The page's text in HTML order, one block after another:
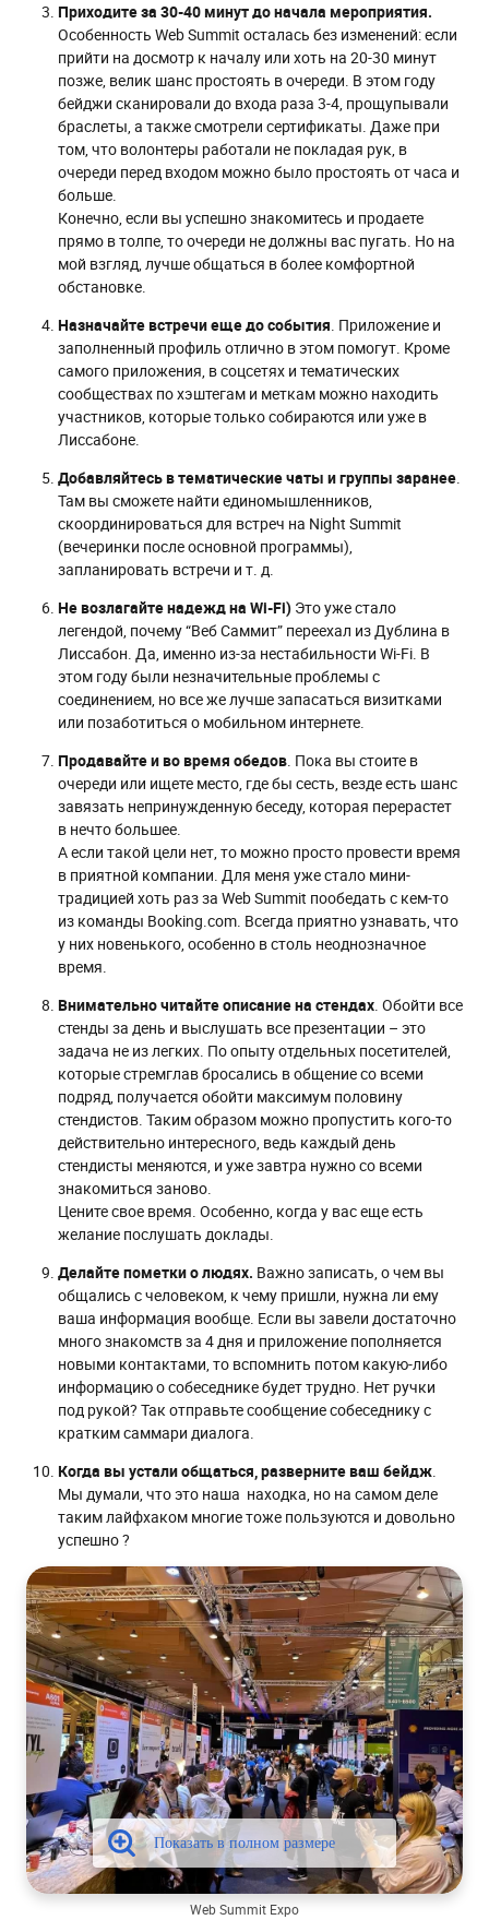
Приходите за 30-40 минут до начала мероприятия.
Особенность Web Summit осталась без изменений: если
прийти на досмотр к началу или хоть на 20-30 минут
позже, велик шанс простоять в очереди. В этом году
бейджи сканировали до входа раза 3-4, прощупывали
браслеты, а также смотрели сертификаты. Даже при
том, что волонтеры работали не покладая рук, в
очереди перед входом можно было простоять от часа и
больше.
Конечно, если вы успешно знакомитесь и продаете
прямо в толпе, то очереди не должны вас пугать. Но на
мой взгляд, лучше общаться в более комфортной
обстановке.
Назначайте встречи еще до события. Приложение и
заполненный профиль отлично в этом помогут. Кроме
самого приложения, в соцсетях и тематических
сообществах по хэштегам и меткам можно находить
участников, которые только собираются или уже в
Лиссабоне.
Добавляйтесь в тематические чаты и группы заранее.
Там вы сможете найти единомышленников,
скоординироваться для встреч на Night Summit
(вечеринки после основной программы),
запланировать встречи и т. д.
Не возлагайте надежд на Wi-Fi) Это уже стало
легендой, почему “Веб Саммит” переехал из Дублина в
Лиссабон. Да, именно из-за нестабильности Wi-Fi. В
этом году были незначительные проблемы с
соединением, но все же лучше запасаться визитками
или позаботиться о мобильном интернете.
Продавайте и во время обедов. Пока вы стоите в
очереди или ищете место, где бы сесть, везде есть шанс
завязать непринужденную беседу, которая перерастет
в нечто большее.
А если такой цели нет, то можно просто провести время
в приятной компании. Для меня уже стало мини-
традицией хоть раз за Web Summit пообедать с кем-то
из команды Booking.com. Всегда приятно узнавать, что
у них новенького, особенно в столь неоднозначное
время.
Внимательно читайте описание на стендах. Обойти все
стенды за день и выслушать все презентации – это
задача не из легких. По опыту отдельных посетителей,
которые стремглав бросались в общение со всеми
подряд, получается обойти максимум половину
стендистов. Таким образом можно пропустить кого-то
действительно интересного, ведь каждый день
стендисты меняются, и уже завтра нужно со всеми
знакомиться заново.
Цените свое время. Особенно, когда у вас еще есть
желание послушать доклады.
Делайте пометки о людях. Важно записать, о чем вы
общались с человеком, к чему пришли, нужна ли ему
ваша информация вообще. Если вы завели достаточно
много знакомств за 4 дня и приложение пополняется
новыми контактами, то вспомнить потом какую-либо
информацию о собеседнике будет трудно. Нет ручки
под рукой? Так отправьте сообщение собеседнику с
кратким саммари диалога.
Когда вы устали общаться, разверните ваш бейдж.
Мы думали, что это наша находка, но на самом деле
таким лайфхаком многие тоже пользуются и довольно
успешно ?
Web Summit Expo